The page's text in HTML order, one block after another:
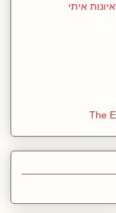
איתי
The